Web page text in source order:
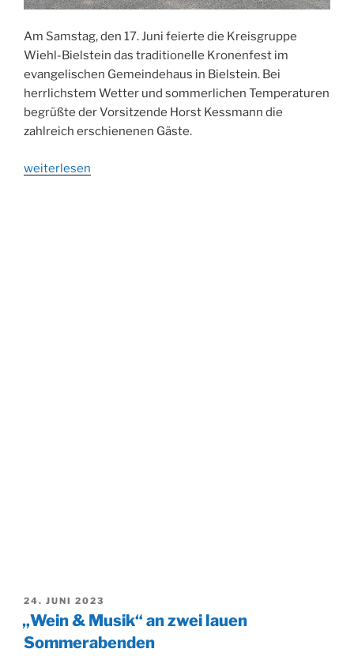
Am Samstag, den 17. Juni feierte die Kreisgruppe
Wiehl-Bielstein das traditionelle Kronenfest im
evangelischen Gemeindehaus in Bielstein. Bei
herrlichstem Wetter und sommerlichen Temperaturen
begrüßte der Vorsitzende Horst Kessmann die
zahlreich erschienenen Gäste.
„Kronenfest
weiterlesen
VERÖFFENTLICHT
AM
24. JUNI 2023
„Wein & Musik“ an zwei lauen
Sommerabenden